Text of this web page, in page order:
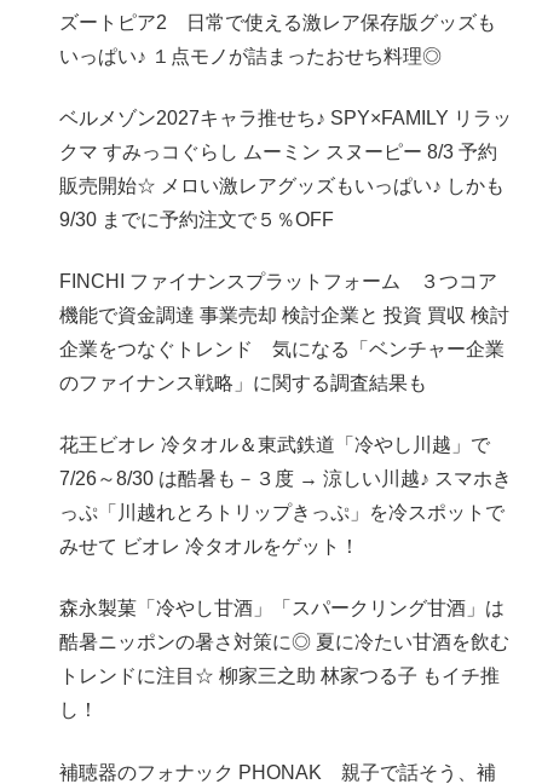
ズートピア2 日常で使える激レア保存版グッズも
いっぱい♪ １点モノが詰まったおせち料理◎
ベルメゾン2027キャラ推せち♪ SPY×FAMILY リラッ
クマ すみっコぐらし ムーミン スヌーピー 8/3 予約
販売開始☆ メロい激レアグッズもいっぱい♪ しかも
9/30 までに予約注文で５％OFF
FINCHI ファイナンスプラットフォーム ３つコア
機能で資金調達 事業売却 検討企業と 投資 買収 検討
企業をつなぐトレンド 気になる「ベンチャー企業
のファイナンス戦略」に関する調査結果も
花王ビオレ 冷タオル＆東武鉄道「冷やし川越」で
7/26～8/30 は酷暑も－３度 → 涼しい川越♪ スマホき
っぷ「川越れとろトリップきっぷ」を冷スポットで
みせて ビオレ 冷タオルをゲット！
森永製菓「冷やし甘酒」「スパークリング甘酒」は
酷暑ニッポンの暑さ対策に◎ 夏に冷たい甘酒を飲む
トレンドに注目☆ 柳家三之助 林家つる子 もイチ推
し！
補聴器のフォナック PHONAK 親子で話そう、補